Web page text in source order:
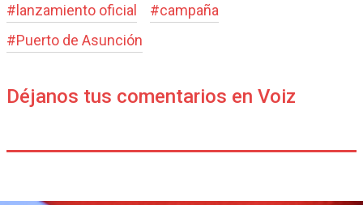
#lanzamiento oficial #campaña
#Puerto de Asunción
Déjanos tus comentarios en Voiz